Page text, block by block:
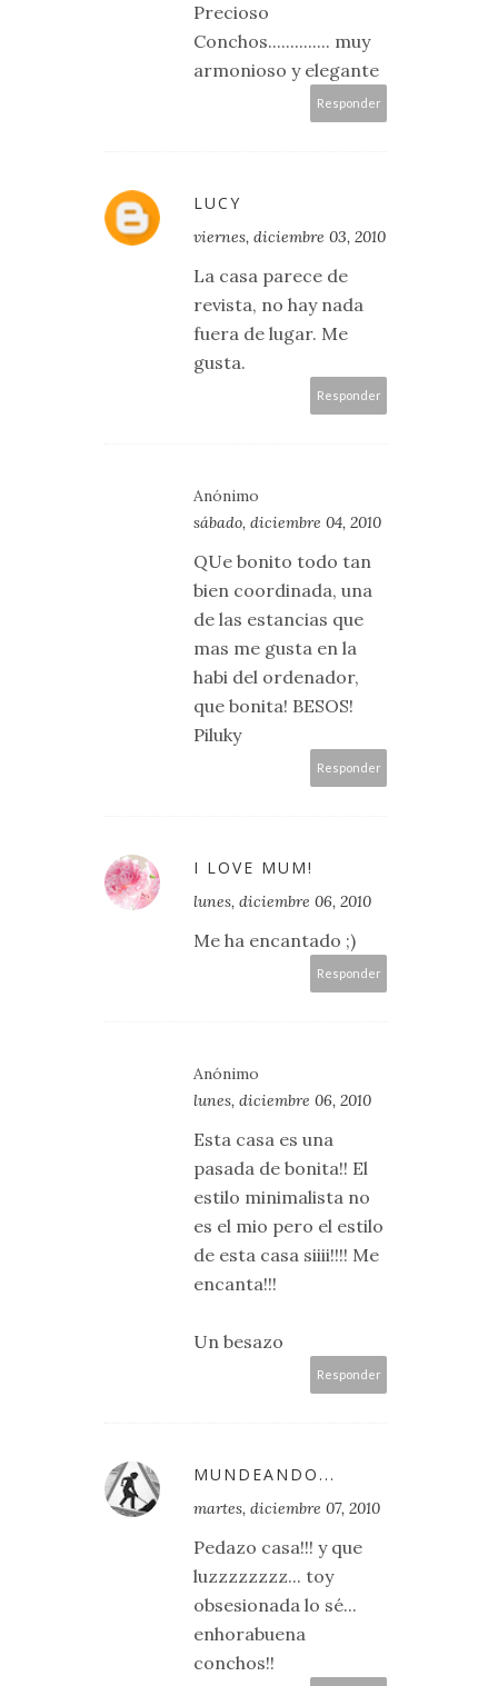
Precioso
Conchos.............. muy
armonioso y elegante
Responder
LUCY
viernes, diciembre 03, 2010
La casa parece de
revista, no hay nada
fuera de lugar. Me
gusta.
Responder
Anónimo
sábado, diciembre 04, 2010
QUe bonito todo tan
bien coordinada, una
de las estancias que
mas me gusta en la
habi del ordenador,
que bonita! BESOS!
Piluky
Responder
I LOVE MUM!
lunes, diciembre 06, 2010
Me ha encantado ;)
Responder
Anónimo
lunes, diciembre 06, 2010
Esta casa es una
pasada de bonita!! El
estilo minimalista no
es el mio pero el estilo
de esta casa siiii!!!! Me
encanta!!!
Un besazo
Responder
MUNDEANDO...
martes, diciembre 07, 2010
Pedazo casa!!! y que
luzzzzzzzz... toy
obsesionada lo sé...
enhorabuena
conchos!!